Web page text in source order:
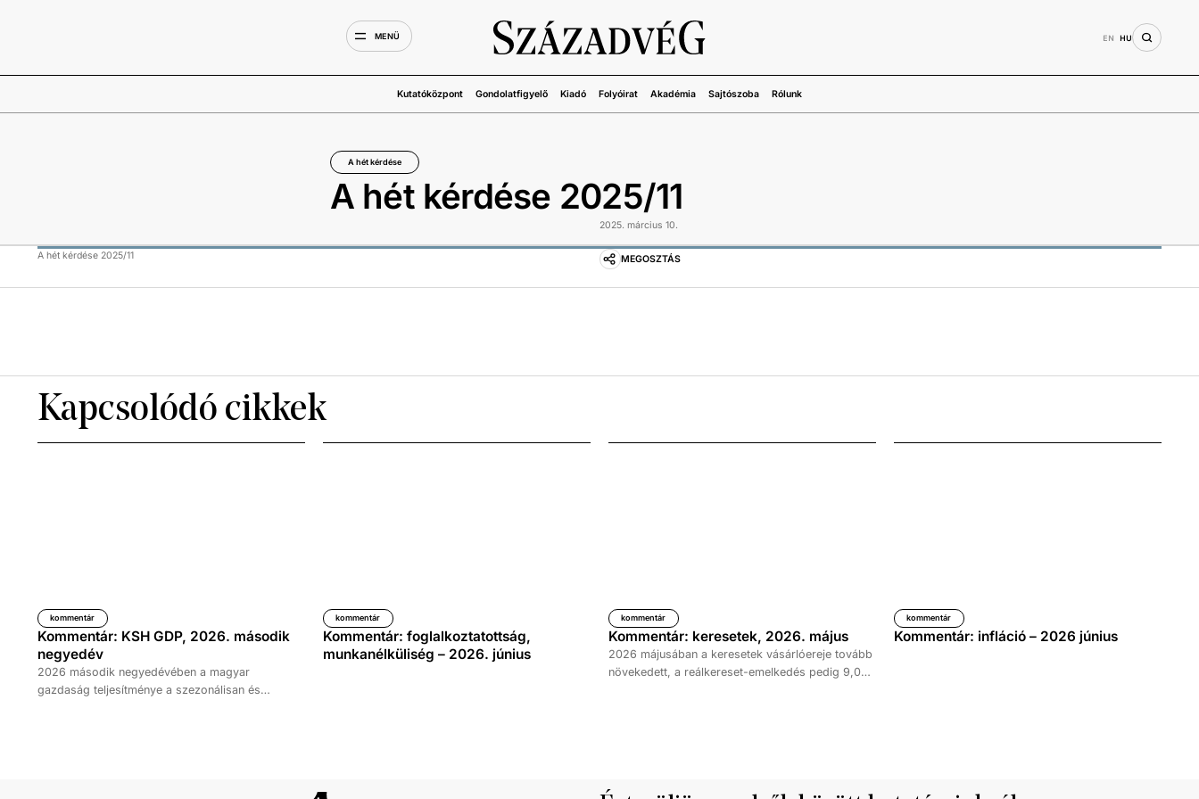
MENÜ EN HU
Kutatóközpont Gondolatfigyelő Kiadó Folyóirat Akadémia Sajtószoba Rólunk
A hét kérdése
A hét kérdése 2025/11
2025. március 10.
A hét kérdése 2025/11 MEGOSZTÁS
Kapcsolódó cikkek
kommentár
Kommentár: KSH GDP, 2026. második
negyedév
2026 második negyedévében a magyar
gazdaság teljesítménye a szezonálisan és
kommentár
Kommentár: foglalkoztatottság,
munkanélküliség – 2026. június
kommentár
Kommentár: keresetek, 2026. május
2026 májusában a keresetek vásárlóereje tovább
növekedett, a reálkereset-emelkedés pedig 9,0
kommentár
Kommentár: infláció – 2026 június